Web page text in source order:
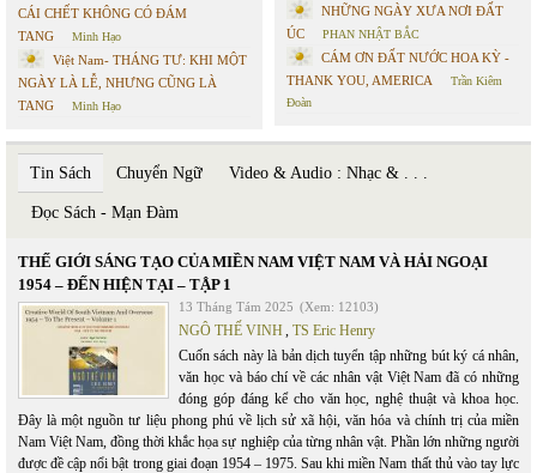
CÁI CHẾT KHÔNG CÓ ĐÁM
TANG
Minh Hạo
Việt Nam- THÁNG TƯ: KHI MỘT
NGÀY LÀ LỄ, NHƯNG CŨNG LÀ
TANG
Minh Hạo
NHỮNG NGÀY XƯA NƠI ĐẤT
ÚC
PHAN NHẬT BẮC
CÁM ƠN ĐẤT NƯỚC HOA KỲ -
THANK YOU, AMERICA
Trần Kiêm
Đoàn
Tin Sách Chuyển Ngữ Video & Audio : Nhạc & . . .
Đọc Sách - Mạn Đàm
THẾ GIỚI SÁNG TẠO CỦA MIỀN NAM VIỆT NAM VÀ HẢI NGOẠI
1954 – ĐẾN HIỆN TẠI – TẬP 1
13 Tháng Tám 2025 (Xem: 12103)
NGÔ THẾ VINH, TS Eric Henry
Cuốn sách này là bản dịch tuyển tập những bút ký cá nhân,
văn học và báo chí về các nhân vật Việt Nam đã có những
đóng góp đáng kể cho văn học, nghệ thuật và khoa học.
Đây là một nguồn tư liệu phong phú về lịch sử xã hội, văn hóa và chính trị của miền
Nam Việt Nam, đồng thời khắc họa sự nghiệp của từng nhân vật. Phần lớn những người
được đề cập nổi bật trong giai đoạn 1954 – 1975. Sau khi miền Nam thất thủ vào tay lực